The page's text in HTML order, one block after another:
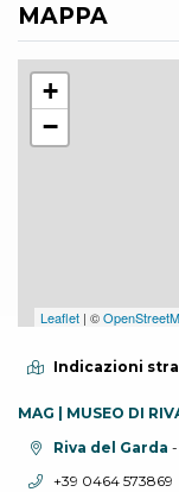
MAPPA
+
−
Leaflet | ©
Indicazioni
MAG | MUSEO DI
Località:Riva del Garda
Telefono:
+39 0464 573869